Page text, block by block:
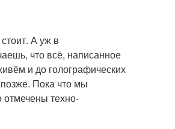
А уж в
что всё, написанное
и до голографических
Пока что мы
техно-